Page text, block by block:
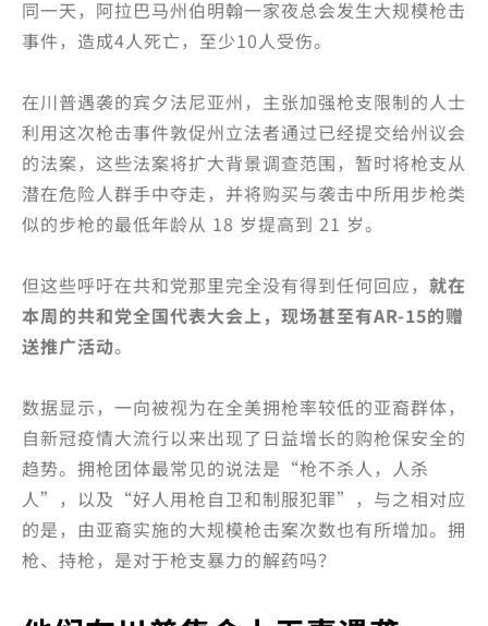
同一天，阿拉巴马州伯明翰一家夜总会发生大规模枪击
事件，造成4人死亡，至少10人受伤。
在川普遇袭的宾夕法尼亚州，主张加强枪支限制的人士
利用这次枪击事件敦促州立法者通过已经提交给州议会
的法案，这些法案将扩大背景调查范围，暂时将枪支从
潜在危险人群手中夺走，并将购买与袭击中所用步枪类
似的步枪的最低年龄从 18 岁提高到 21 岁。
但这些呼吁在共和党那里完全没有得到任何回应， 就在
本周的共和党全国代表大会上，现场甚至有AR-15的赠
送推广活动。
数据显示，一向被视为在全美拥枪率较低的亚裔群体，
自新冠疫情大流行以来出现了日益增长的购枪保安全的
趋势。拥枪团体最常见的说法是“枪不杀人，人杀
人”，以及“好人用枪自卫和制服犯罪”，与之相对应
的是，由亚裔实施的大规模枪击案次数也有所增加。拥
枪、持枪，是对于枪支暴力的解药吗？